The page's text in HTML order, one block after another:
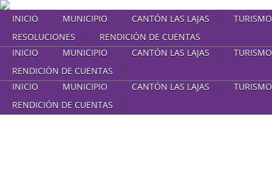
INICIO MUNICIPIO CANTÓN LAS LAJAS
TURISMO
RESOLUCIONES
RENDICIÓN DE CUENTAS